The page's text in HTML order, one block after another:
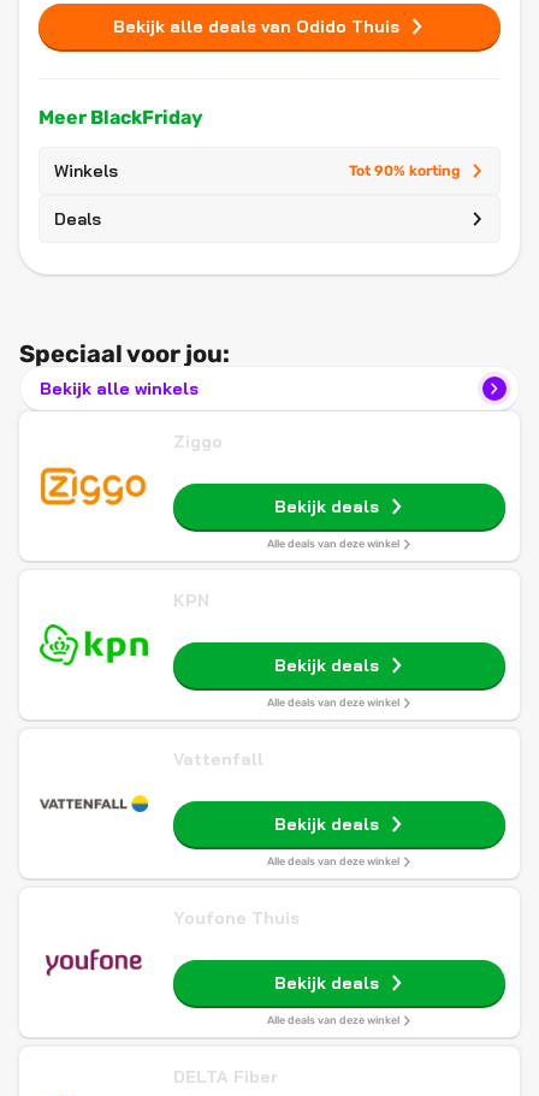
Bekijk alle deals van Odido Thuis
Meer BlackFriday
Winkels Tot 90% korting
Deals
Speciaal voor jou:
Bekijk alle winkels
Ziggo
Bekijk deals
Alle deals van deze winkel
KPN
Bekijk deals
Alle deals van deze winkel
Vattenfall
Bekijk deals
Alle deals van deze winkel
Youfone Thuis
Bekijk deals
Alle deals van deze winkel
DELTA Fiber